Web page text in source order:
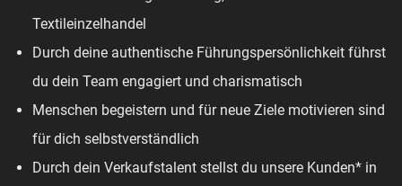
Textileinzelhandel
Durch deine authentische Führungspersönlichkeit führst
du dein Team engagiert und charismatisch
Menschen begeistern und für neue Ziele motivieren sind
für dich selbstverständlich
Durch dein Verkaufstalent stellst du unsere Kunden* in